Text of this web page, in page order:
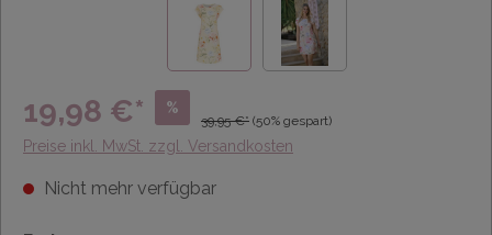
19,98 €* %
39,95 €* (50% gespart)
Preise inkl. MwSt. zzgl. Versandkosten
Nicht mehr verfügbar